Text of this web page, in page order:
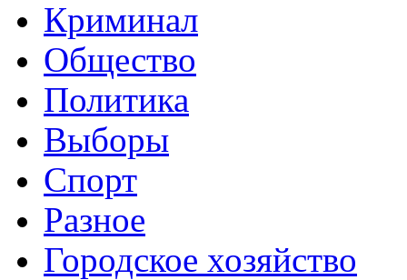
Криминал
Общество
Политика
Выборы
Спорт
Разное
Городское хозяйство